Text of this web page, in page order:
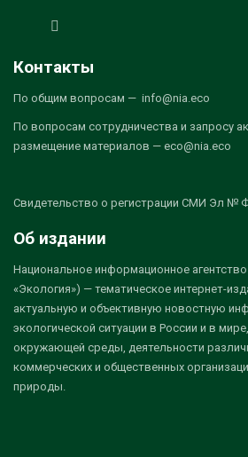
Контакты
По общим вопросам — info@nia.eco
По вопросам сотрудничества и запросу
размещение материалов — eco@nia.eco
Свидетельство о регистрации СМИ Эл №
Об издании
Национальное информационное
«Экология») — тематическое интернет-
актуальную и объективную новостную
экологической ситуации в России и в
окружающей среды, деятельности
коммерческих и общественных
природы.